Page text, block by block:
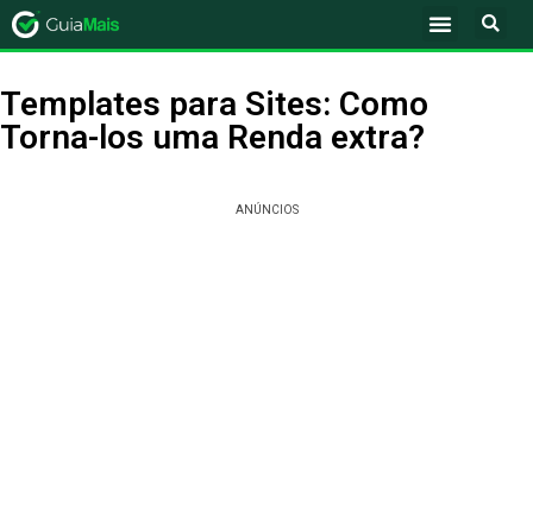
Templates para Sites: Como
Torna-los uma Renda extra?
ANÚNCIOS